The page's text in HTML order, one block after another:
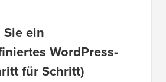
ein
WordPress-
für Schritt)